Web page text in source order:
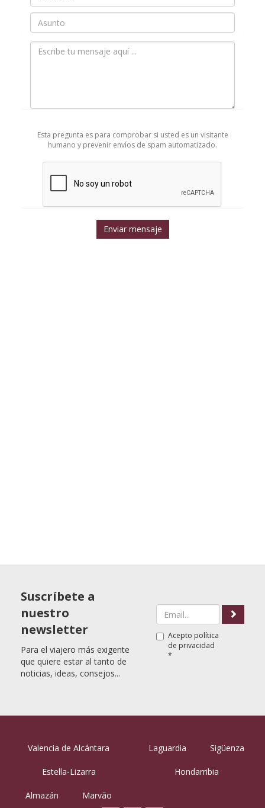
Teléfono
Esta pregunta es para comprobar si usted es un visitante
humano y prevenir envíos de spam automatizado.
Enviar mensaje
Suscríbete a
nuestro
newsletter
Para el viajero más exigente
que quiere estar al tanto de
noticias, ideas, consejos...
Acepto política
de privacidad
*
Valencia de Alcántara
Estella-Lizarra
Almazán Marvão
Laguardia Sigüenza
Hondarribia